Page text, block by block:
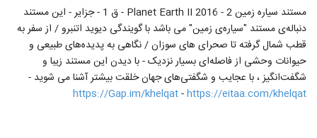
23
سیاره زمین 16 - چمنزارها
۴۸۶ بازدید
24
سیاره زمین 17 - شهرها
۲۸۷ بازدید
مستند سیاره زمین 2 - Planet Earth II 2016 - ق 1 - جزایر - این مستند
دنباله‌ی مستند "سیاره‌ی زمین" می باشد با گویندگی دیوید اتنبرو / از سفر به
قطب شمال گرفته تا صحرای های سوزان / نگاهی به پدیده‌های طبیعی و
حیوانات وحشی از فاصله‌ای بسیار نزدیک - با دیدن این مستند زیبا و
شگفت‌انگیز ، با عجایب و شگفتی‌های جهان خلقت بیشتر آشنا می شوید -
https://Gap.im/khelqat-https://eitaa.com/khelqat